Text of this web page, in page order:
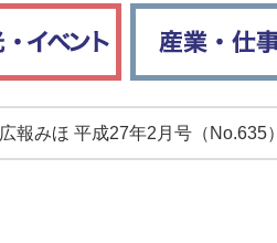
広報みほ 平成27年2月号（No.635）